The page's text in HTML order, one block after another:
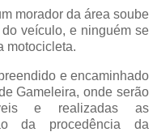
morador da área soube
veículo, e ninguém se
motocicleta.
e encaminhado
Gameleira, onde serão
e realizadas as
da procedência da